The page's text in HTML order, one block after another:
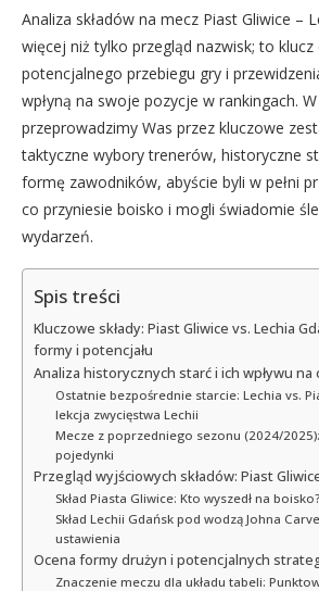
Analiza składów na mecz Piast Gliwice –
więcej niż tylko przegląd nazwisk; to
potencjalnego przebiegu gry i
wpłyną na swoje pozycje w rankingach.
przeprowadzimy Was przez kluczowe
taktyczne wybory trenerów, historyczne
formę zawodników, abyście byli w pełni
co przyniesie boisko i mogli świadomie
wydarzeń.
Spis treści
Kluczowe składy: Piast Gliwice vs. Lechia
formy i potencjału
Analiza historycznych starć i ich wpływu na
Ostatnie bezpośrednie starcie: Lechia vs.
lekcja zwycięstwa Lechii
Mecze z poprzedniego sezonu (2024/
pojedynki
Przegląd wyjściowych składów: Piast
Skład Piasta Gliwice: Kto wyszedł na boisko?
Skład Lechii Gdańsk pod wodzą Johna
ustawienia
Ocena formy drużyn i potencjalnych
Znaczenie meczu dla układu tabeli: